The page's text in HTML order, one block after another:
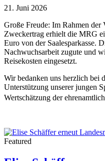
21. Juni 2026
Große Freude: Im Rahmen der
Zweckertrag erhielt die MRG
Euro von der Saalesparkasse.
Nachwuchsarbeit zugute und
Reisekosten eingesetzt.
Wir bedanken uns herzlich bei
Unterstützung unserer jungen
Wertschätzung der
Featured